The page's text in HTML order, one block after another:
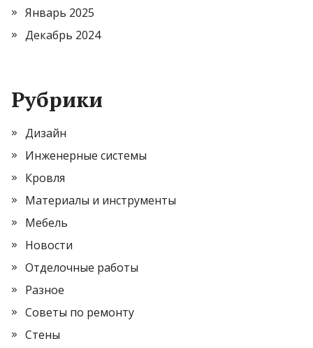
Январь 2025
Декабрь 2024
Рубрики
Дизайн
Инженерные системы
Кровля
Материалы и инструменты
Мебель
Новости
Отделочные работы
Разное
Советы по ремонту
Стены